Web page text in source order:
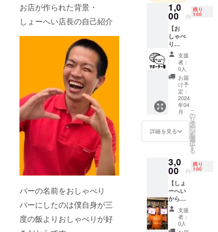
お店が作られた背景・
しょーへい店長の自己紹介
バーの名前をおしゃべり
バーにしたのは僕自身が三
度の飯よりおしゃべりが好
1,0
00 円
残り
100
【お
しゃべ
り
バー
サポー
ター
権】 サ
ポー
ターと
名乗れ
る。 名
刺にも
書け
る。 サ
ポー
ター同
良くな
れるサ
ポー
ター限
定特別
イベン
トの情
報が得
られる
支援
者：
0人
お届
け予
定：
2024
年04
月
詳細を見る
こ
の
リ
タ
ー
ン
を
選
択
す
る
3,0
00 円
残り
100
【しょ
ーへい
から感
謝のお
手紙を
供！】
支援
者：
0人